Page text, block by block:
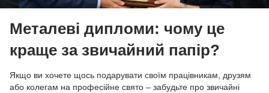
Металеві дипломи: чому це
краще за звичайний папір?
Якщо ви хочете щось подарувати своїм працівникам, друзям
або колегам на професійне свято – забудьте про звичайні